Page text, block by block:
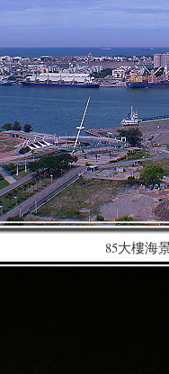
85大樓海